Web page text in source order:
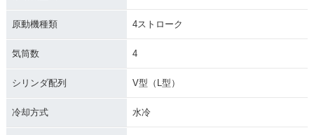
原動機種類 4ストローク
気筒数 4
シリンダ配列 V型（L型）
冷却方式 水冷